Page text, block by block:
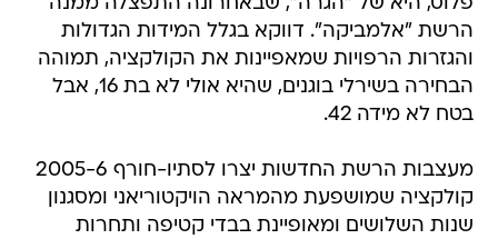
הרשת "אלמביקה". דווקא בגלל המידות הגדולות
והגזרות הרפויות שמאפיינות את הקולקציה, תמוהה
הבחירה בשירלי בוגנים, שהיא אולי לא בת 16, אבל
בטח לא מידה 42.
מעצבות הרשת החדשות יצרו לסתיו-חורף 2005-6
קולקציה שמושפעת מהמראה הויקטוריאני ומסגנון
שנות השלושים ומאופיינת בבדי קטיפה ותחרות